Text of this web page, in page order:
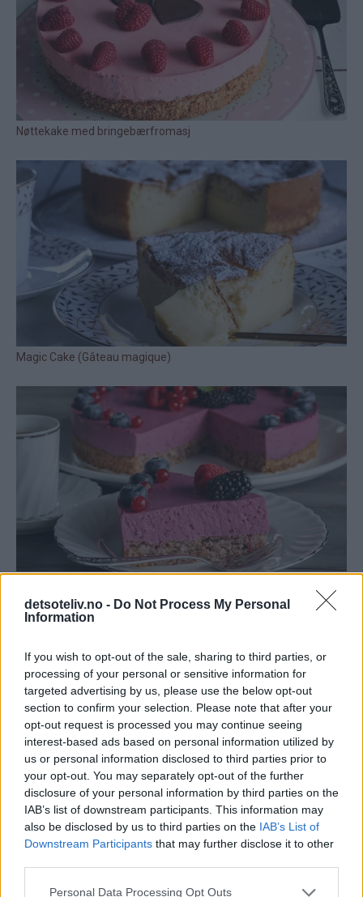
detsoteliv.no - Do Not Process My Personal
Information
If you wish to opt-out of the sale, sharing to third parties, or
processing of your personal or sensitive information for
targeted advertising by us, please use the below opt-out
section to confirm your selection. Please note that after your
opt-out request is processed you may continue seeing
interest-based ads based on personal information utilized by
us or personal information disclosed to third parties prior to
your opt-out. You may separately opt-out of the further
disclosure of your personal information by third parties on the
IAB’s list of downstream participants. This information may
also be disclosed by us to third parties on the IAB’s List of
Downstream Participants that may further disclose it to other
Personal Data Processing Opt Outs
247 kommentarer
Aslaug - 24.01.2014 - 13:05